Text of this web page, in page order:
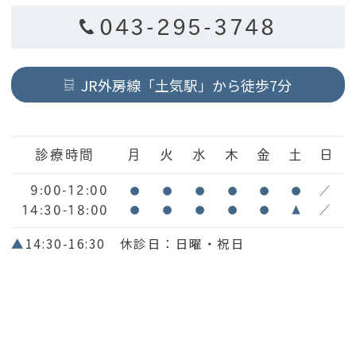
043-295-3748
JR外房線「土気駅」から徒歩7分
診療時間 月 火 水 木 金 土 日
9:00-12:00 ● ● ● ● ● ● ／
14:30-18:00 ● ● ● ● ● ▲ ／
▲14:30-16:30 休診日：日曜・祝日